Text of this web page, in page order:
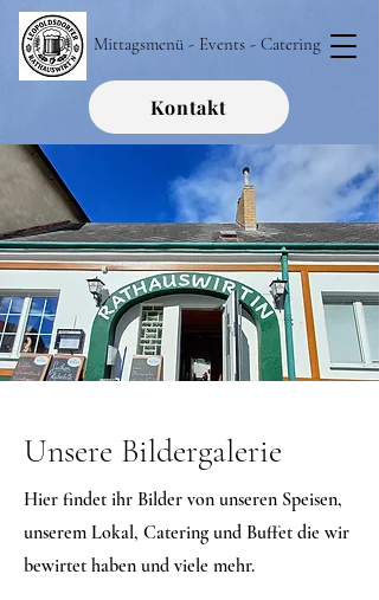
Mittagsmenü - Events - Catering
Kontakt
Unsere Bildergalerie
Hier findet ihr Bilder von unseren Speisen,
unserem Lokal, Catering und Buffet die wir
bewirtet haben und viele mehr.